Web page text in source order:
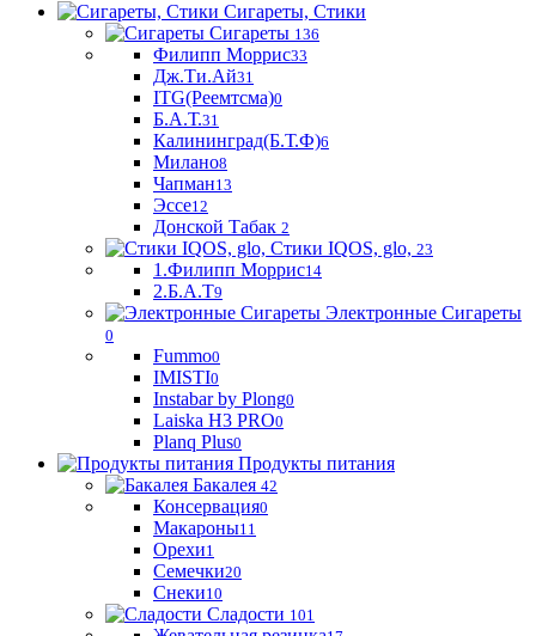
Сигареты, Стики
Сигареты 136
Филипп Моррис33
Дж.Ти.Ай31
ITG(Реемтсма)0
Б.А.Т.31
Калининград(Б.Т.Ф)6
Милано8
Чапман13
Эссе12
Донской Табак 2
Стики IQOS, glo, 23
1.Филипп Моррис14
2.Б.А.Т9
Электронные Сигареты
0
Fummo0
IMISTI0
Instabar by Plong0
Laiska H3 PRO0
Planq Plus0
Продукты питания
Бакалея 42
Консервация0
Макароны11
Орехи1
Семечки20
Снеки10
Сладости 101